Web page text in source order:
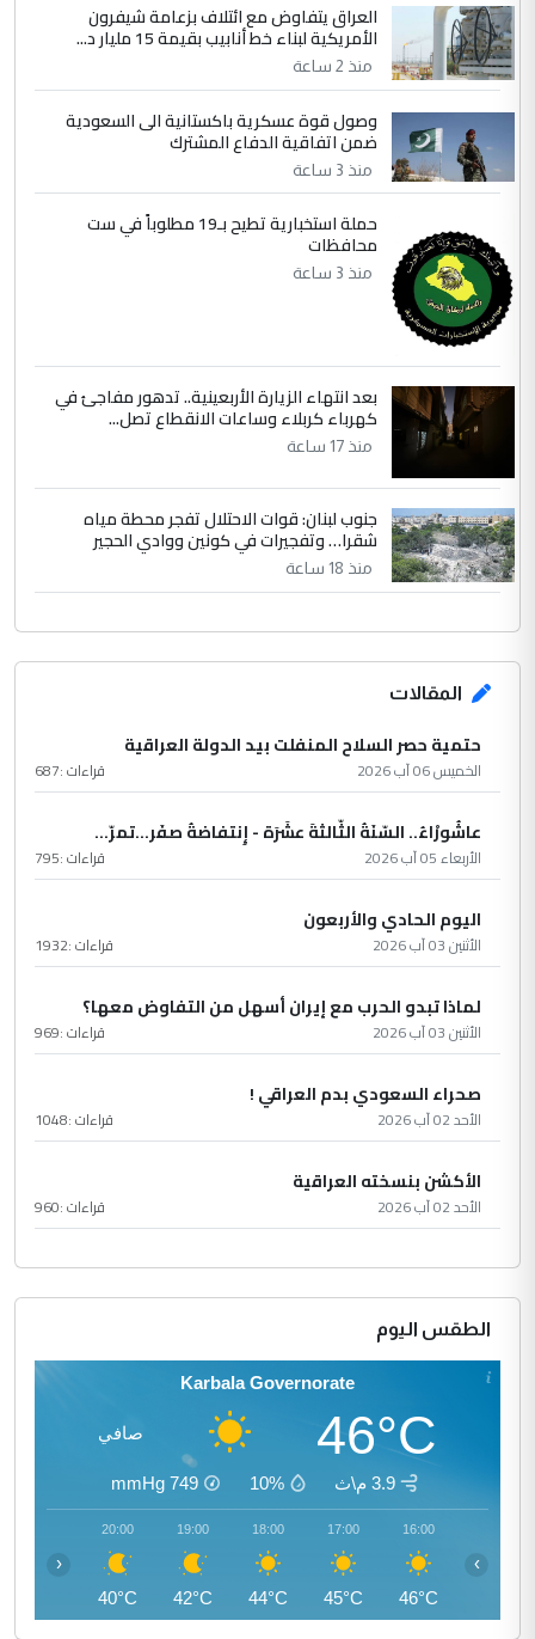
5 سردار
التعليق : واحد من عصابة علي ماما يسقط
جنسية الرافد الثالث للعراق ومن اصول عريقة
الموضوع :
الجواهري يرد على صدام حسين سل
مضجعيك يابن الزنا (نص كامل)
العراق يتفاوض مع ائتلاف بزعامة شيفرون
الأمريكية لبناء خط أنابيب بقيمة 15 مليار د...
منذ 2 ساعة
وصول قوة عسكرية باكستانية الى السعودية
ضمن اتفاقية الدفاع المشترك
منذ 3 ساعة
حملة استخبارية تطيح بـ19 مطلوباً في ست
محافظات
منذ 3 ساعة
بعد انتهاء الزيارة الأربعينية.. تدهور مفاجئ في
كهرباء كربلاء وساعات الانقطاع تصل...
منذ 17 ساعة
جنوب لبنان: قوات الاحتلال تفجر محطة مياه
شقرا… وتفجيرات في كونين ووادي الحجير
منذ 18 ساعة
المقالات
حتمية حصر السلاح المنفلت بيد الدولة العراقية
الخميس 06 آب 2026 قراءات :687
عاشُورْاءُ.. السّنَةُ الثّالثةَ عشَرَة - إِنتفاضةُ صفَر…تمرّ...
الأربعاء 05 آب 2026 قراءات :795
اليوم الحادي والأربعون
الأثنين 03 آب 2026 قراءات :1932
لماذا تبدو الحرب مع إيران أسهل من التفاوض معها؟
الأثنين 03 آب 2026 قراءات :969
صحراء السعودي بدم العراقي !
الأحد 02 آب 2026 قراءات :1048
الأكشن بنسخته العراقية
الأحد 02 آب 2026 قراءات :960
الطقس اليوم
Karbala Governorate
46°C صافي
3.9 م\ث 10%
749
mmHg
16:00
46°C
17:00
45°C
18:00
44°C
19:00
42°C
20:00
40°C
‹ ›